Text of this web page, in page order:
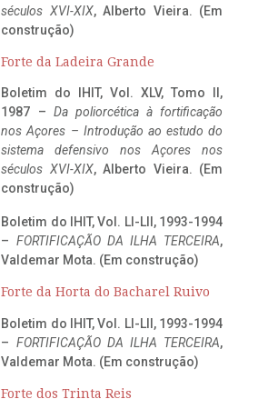
séculos XVI-XIX, Alberto Vieira. (Em
construção)
Forte da Ladeira Grande
Boletim do IHIT, Vol. XLV, Tomo II,
1987 – Da poliorcética à fortificação
nos Açores – Introdução ao estudo do
sistema defensivo nos Açores nos
séculos XVI-XIX, Alberto Vieira. (Em
construção)
Boletim do IHIT, Vol. LI-LII, 1993-1994
– FORTIFICAÇÃO DA ILHA TERCEIRA,
Valdemar Mota. (Em construção)
Forte da Horta do Bacharel Ruivo
Boletim do IHIT, Vol. LI-LII, 1993-1994
– FORTIFICAÇÃO DA ILHA TERCEIRA,
Valdemar Mota. (Em construção)
Forte dos Trinta Reis